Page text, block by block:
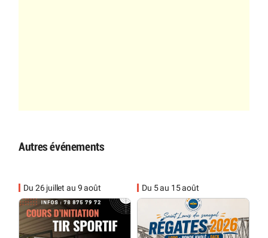
Autres événements
Du 26 juillet au 9 août Du 5 au 15 août